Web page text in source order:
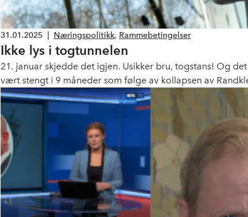
31.01.2025 Næringspolitikk, Rammebetingelser
Ikke lys i togtunnelen
21. januar skjedde det igjen. Usikker bru, togstans! Og
vært stengt i 9 måneder som følge av kollapsen av